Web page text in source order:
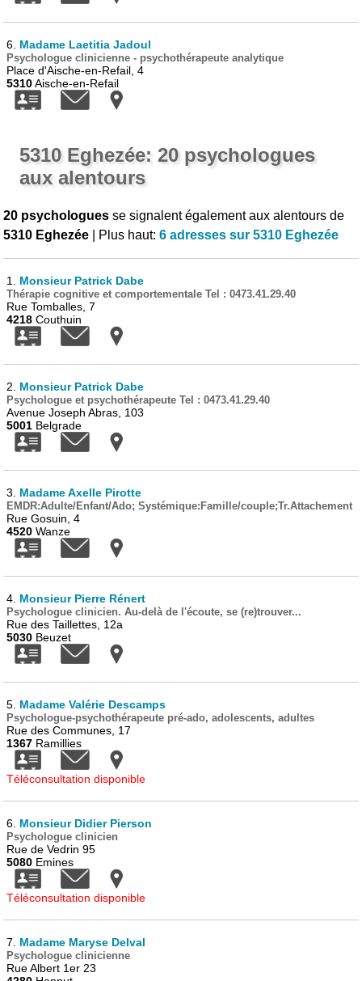
6. Madame Laetitia Jadoul
Psychologue clinicienne - psychothérapeute analytique
Place d'Aische-en-Refail, 4
5310Aische-en-Refail
5310 Eghezée: 20 psychologues
aux alentours
20 psychologues se signalent également aux alentours de
5310 Eghezée | Plus haut:6 adresses sur 5310 Eghezée
1. Monsieur Patrick Dabe
Thérapie cognitive et comportementale Tel : 0473.41.29.40
Rue Tomballes, 7
4218 Couthuin
2. Monsieur Patrick Dabe
Psychologue et psychothérapeute Tel : 0473.41.29.40
Avenue Joseph Abras, 103
5001 Belgrade
3. Madame Axelle Pirotte
EMDR:Adulte/Enfant/Ado; Systémique:Famille/couple;Tr.Attachement
Rue Gosuin, 4
4520 Wanze
4. Monsieur Pierre Rénert
Psychologue clinicien. Au-delà de l'écoute, se (re)trouver...
Rue des Taillettes, 12a
5030 Beuzet
5. Madame Valérie Descamps
Psychologue-psychothérapeute pré-ado, adolescents, adultes
Rue des Communes, 17
1367 Ramillies
Téléconsultation disponible
6. Monsieur Didier Pierson
Psychologue clinicien
Rue de Vedrin 95
5080 Emines
Téléconsultation disponible
7. Madame Maryse Delval
Psychologue clinicienne
Rue Albert 1er 23